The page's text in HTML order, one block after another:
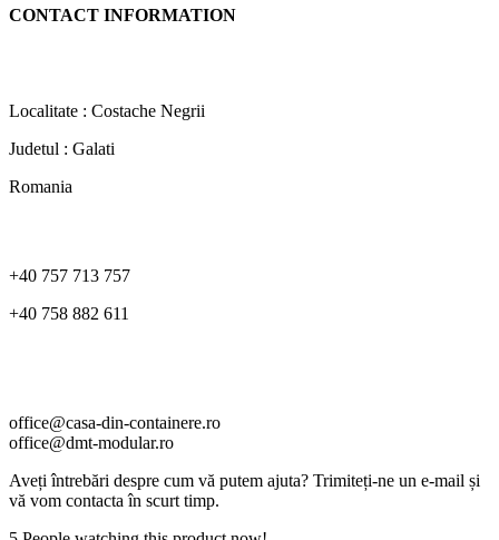
CONTACT INFORMATION
Localitate : Costache Negrii
Judetul : Galati
Romania
+40 757 713 757
+40 758 882 611
office@casa-din-containere.ro
office@dmt-modular.ro
Aveți întrebări despre cum vă putem ajuta? Trimiteți-ne un e-mail și
vă vom contacta în scurt timp.